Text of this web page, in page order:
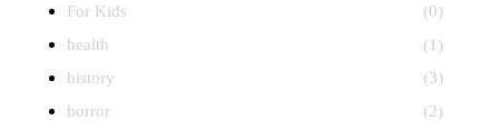
For Kids
(0)
health
(1)
history
(3)
horror
(2)